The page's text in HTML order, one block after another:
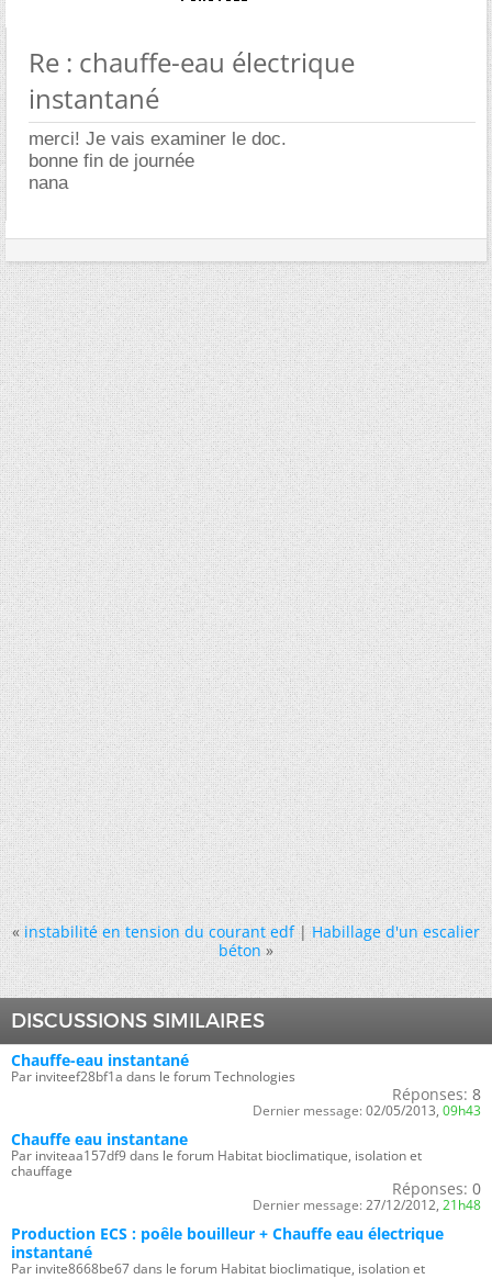
Re : chauffe-eau électrique
instantané
merci! Je vais examiner le doc.
bonne fin de journée
nana
« instabilité en tension du courant edf|Habillage d'un escalier
béton »
DISCUSSIONS SIMILAIRES
Chauffe-eau instantané
Par inviteef28bf1a dans le forum Technologies
Réponses: 8
Dernier message: 02/05/2013, 09h43
Chauffe eau instantane
Par inviteaa157df9 dans le forum Habitat bioclimatique, isolation et
chauffage
Réponses: 0
Dernier message: 27/12/2012, 21h48
Production ECS : poêle bouilleur + Chauffe eau électrique
instantané
Par invite8668be67 dans le forum Habitat bioclimatique, isolation et